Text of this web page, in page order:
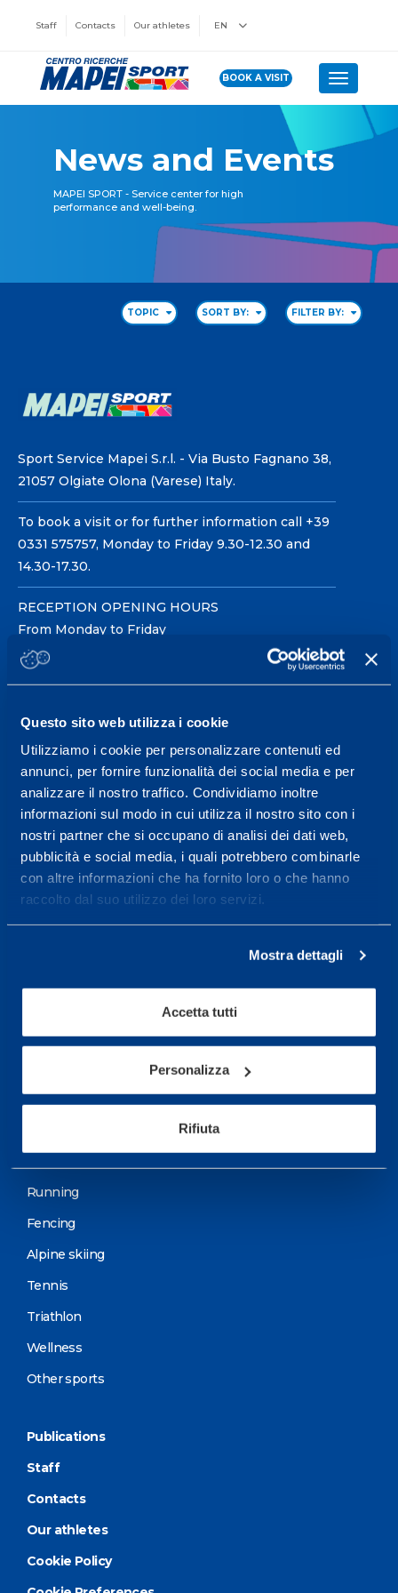
Questo sito web utilizza i cookie
Utilizziamo i cookie per personalizzare contenuti ed
annunci, per fornire funzionalità dei social media e per
analizzare il nostro traffico. Condividiamo inoltre
informazioni sul modo in cui utilizza il nostro sito con i
nostri partner che si occupano di analisi dei dati web,
pubblicità e social media, i quali potrebbero combinarle
con altre informazioni che ha fornito loro o che hanno
raccolto dal suo utilizzo dei loro servizi.
Mostra dettagli
Accetta tutti
Personalizza
Rifiuta
Staff Contacts Our athletes EN
BOOK A VISIT Toggle
News and Events
MAPEI SPORT - Service center for high
performance and well-being.
TOPIC SORT BY: FILTER BY:
Sport Service Mapei S.r.l. - Via Busto Fagnano 38,
21057 Olgiate Olona (Varese) Italy.
To book a visit or for further information call +39
0331 575757, Monday to Friday 9.30-12.30 and
14.30-17.30.
RECEPTION OPENING HOURS
From Monday to Friday
08.30 - 18.30
Service center for high
performance and well-
being.
More informations
Services
Sport
Cycling and MTB
Running
Fencing
Alpine skiing
Tennis
Triathlon
Wellness
Other sports
Publications
Staff
Contacts
Our athletes
Cookie Policy